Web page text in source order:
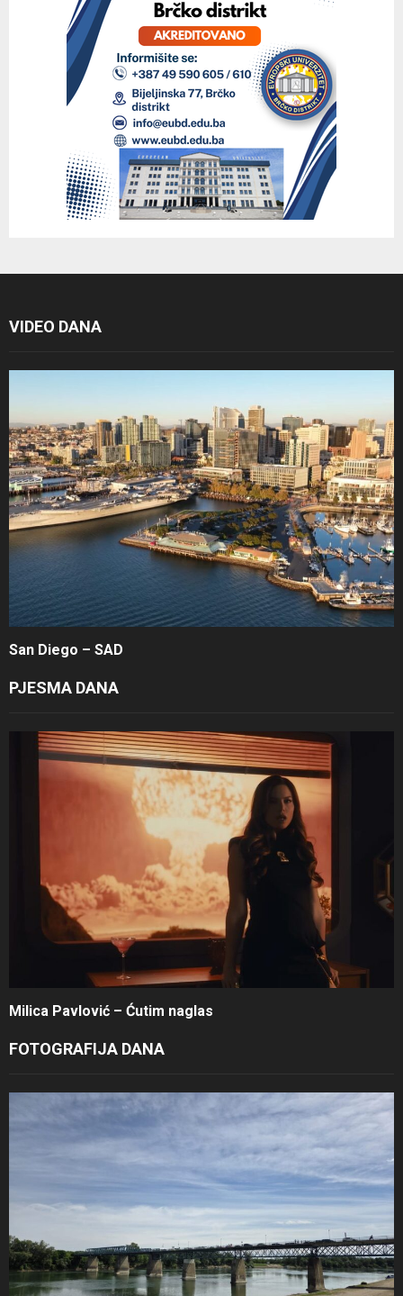
VIDEO DANA
San Diego – SAD
PJESMA DANA
Milica Pavlović – Ćutim naglas
FOTOGRAFIJA DANA